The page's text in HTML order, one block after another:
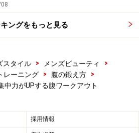
ングをもっと見る
スタイル > メンズビューティ
>
レーニング
> 腹の鍛え方
>
中力がUPする腹ワークアウト
採用情報